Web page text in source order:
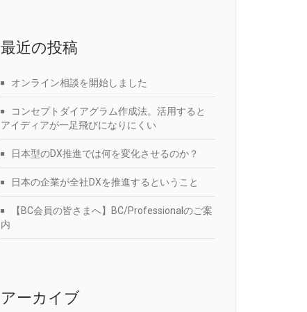
最近の投稿
オンライン相談を開始しました
コンセプトダイアグラム作成法。活用すると
アイディアが一足飛びになりにくい
日本型のDX推進では何を変化させるのか？
日本の企業が全社DXを推進するということ
【BC会員の皆さまへ】BC/Professionalのご案
内
アーカイブ